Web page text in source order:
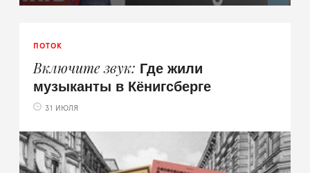
ПОТОК
Включите звук Где жили
музыканты в Кёнигсберге
31 ИЮЛЯ